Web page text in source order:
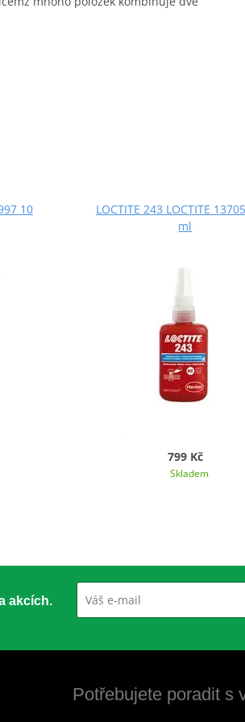
10
LOCTITE 243 LOCTITE
ml
799 Kč
Skladem
akcích.
Potřebujete poradit s